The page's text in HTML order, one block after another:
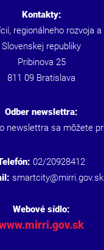
Kontakty:
regionálneho rozvoja
Slovenskej republiky
Pribinova 25
811 09 Bratislava
Odber newslettra:
newslettra sa môžete
02/20928412
smartcity@mirri.gov.sk
Webové sídlo: